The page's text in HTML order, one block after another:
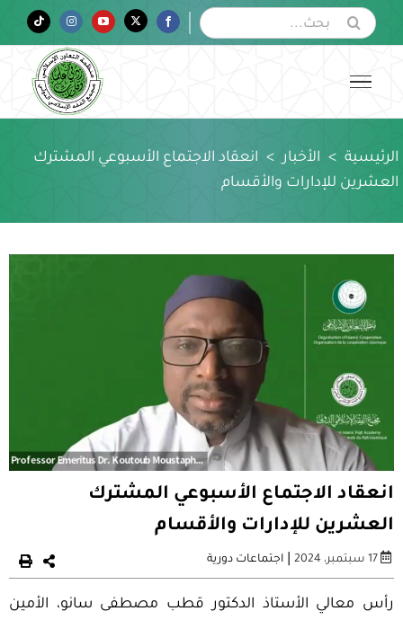
البحث
عن:
Facebook
Twitter
YouTube
Instagram
Tiktok
الرئيسية > الأخبار > انعقاد الاجتماع الأسبوعي المشترك
العشرين للإدارات والأقسام
انعقاد الاجتماع الأسبوعي المشترك
العشرين للإدارات والأقسام
17 سبتمبر، 2024 | اجتماعات دورية
رأس معالي الأستاذ الدكتور قطب مصطفى سانو، الأمين